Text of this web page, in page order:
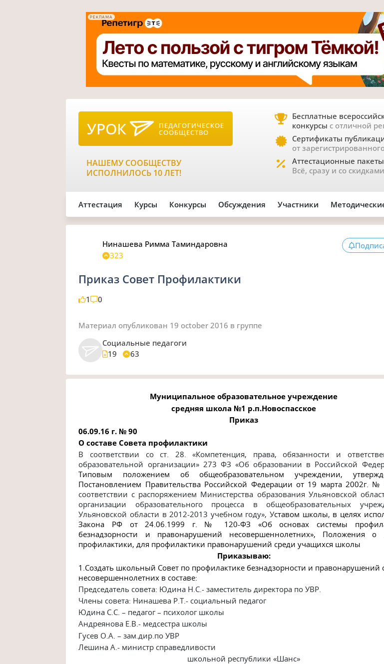
РЕКЛАМА
УРОК ПЕДАГОГИЧЕСКОЕ
СООБЩЕСТВО
НАШЕМУ СООБЩЕСТВУ
ИСПОЛНИЛОСЬ 10 ЛЕТ!
Бесплатные
конкурсы с отличной
Сертификаты
от
Аттестационные пакеты
Всё, сразу и со
Аттестация Курсы Конкурсы Обсуждения Участники
Нинашева Римма Таминдаровна
323
Приказ Совет Профилактики
1 0
Материал опубликован 19 october 2016 в группе
Социальные педагоги
19
63
Муниципальное образовательное учреждение
средняя школа №1 р.п.Новоспасское
Приказ
06.09.16 г. № 90
О составе Совета профилактики
В соответствии со ст. 28. «Компетенция, права, обязанности и
образовательной организации» 273 ФЗ «Об образовании в Российской
Типовым положением об общеобразовательном учреждении,
Постановлени­ем Правительства Российской Федерации от 19 марта 2002г.
соответствии с распоряжением Министерства образования Ульяновской
организации образовательного процесса в общеобразовательных
Ульяновской области в 2012-2013 учебном году», Уставом школы, в целях
Закона РФ от 24.06.1999 г. № 120-ФЗ «Об основах системы
безнадзорности и правонарушений несовершеннолетних», Положения о
профилактики,для профилактики правонарушений среди учащихся школы
Приказываю:
1. Создать школьный Совет по профилактике безнадзорности и правонарушений
несовершеннолетних в составе:
Председатель совета: Юдина Н.С.- заместитель директора по УВР.
Члены совета: Нинашева Р.Т.- социальный педагог
Юдина С.С. – педагог – психолог школы
Андреянова Е.В.- медсестра школы
Гусев О.А. – зам.дир.по УВР
Лешина А.- министр справедливости
школьной республики «Шанс»